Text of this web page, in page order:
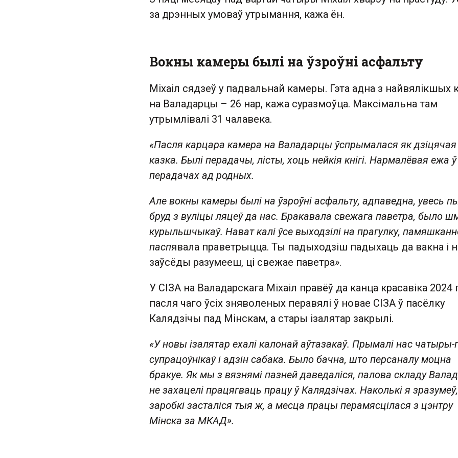
за дрэнных умоваў утрымання, кажа ён.
Вокны камеры былі на ўзроўні асфальту
Міхаіл сядзеў у падвальнай камеры. Гэта адна з найвялікшых
на Валадарцы – 26 нар, кажа суразмоўца. Максімальна там
утрымлівалі 31 чалавека.
«Пасля карцара камера на Валадарцы ўспрымалася як дзіцячая
казка. Былі перадачы, лісты, хоць нейкія кнігі. Нармалёвая ежа ў
перадачах ад родных.
Але вокны камеры былі на ўзроўні асфальту, адпаведна, увесь
бруд з вуліцы ляцеў да нас. Бракавала свежага паветра, было
курыльшчыкаў. Нават калі ўсе выходзілі на прагулку,
паспявала праветрыцца. Ты падыходзіш падыхаць да вакна і
заўсёды разумееш, ці свежае паветра».
У СІЗА на Валадарскага Міхаіл правёў да канца красавіка 2024
пасля чаго ўсіх зняволеных перавялі ў новае СІЗА ў пасёлку
Калядзічы пад Мінскам, а стары ізалятар закрылі.
«У новы ізалятар ехалі калонай аўтазакаў. Прымалі нас чатыры-
супрацоўнікаў і адзін сабака. Было бачна, што персаналу моцна
бракуе. Як мы з вязнямі пазней даведаліся, палова складу
не захацелі працягваць працу ў Калядзічах. Наколькі я зразумеў,
заробкі засталіся тыя ж, а месца працы перамясцілася з цэнтру
Мінска за МКАД».